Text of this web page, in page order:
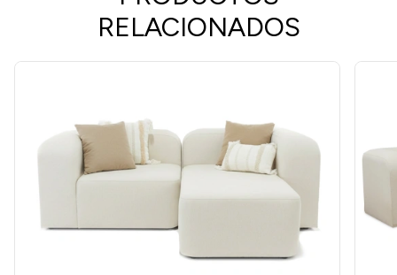
RELACIONADOS